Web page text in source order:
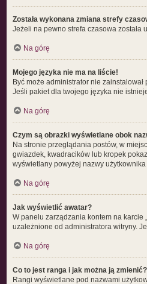
Została wykonana zmiana strefy
Jeżeli na pewno strefa czasowa została
Na górę
Mojego języka nie ma na liście!
Być może administrator nie
Jeśli pakiet dla twojego języka nie
Na górę
Czym są obrazki wyświetlane obok
Na stronie przeglądania postów, w
gwiazdek, kwadracików lub kropek
wyświetlany powyżej nazwy
Na górę
Jak wyświetlić awatar?
W panelu zarządzania kontem na karcie
uzależnione od administratora witryny.
Na górę
Co to jest ranga i jak można ją zmienić?
Rangi wyświetlane pod nazwami